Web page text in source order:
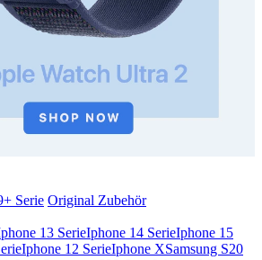
Serie Original Zubehör
13 SerieIphone 14 SerieIphone 15
Iphone 12 SerieIphone XSamsung S20